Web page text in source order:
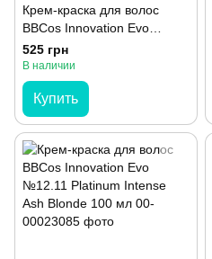
Крем-краска для волос
BBCos Innovation Evo
№11.02 Very Light Pearl
Blonde 100 мл
525 грн
В наличии
Купить